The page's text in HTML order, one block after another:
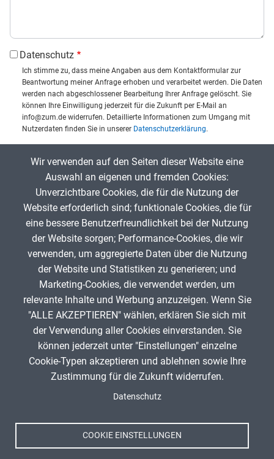
Datenschutz
Ich stimme zu, dass meine Angaben aus dem Kontaktformular zur
Beantwortung meiner Anfrage erhoben und verarbeitet werden. Die Daten
werden nach abgeschlossener Bearbeitung Ihrer Anfrage gelöscht. Sie
können Ihre Einwilligung jederzeit für die Zukunft per E-Mail an
info@zum.de widerrufen. Detaillierte Informationen zum Umgang mit
Nutzerdaten finden Sie in unserer Datenschutzerklärung.
Captcha eingeben:
Gib die Zeichen aus dem Bild oben ein,
beachte Groß- und Kleinschreibung.
Um Spam zu verhindern, gib bitte die Zeichenfolge aus dem Bild
oben ein.
ANZEIGE
Spenden
Impressum
Wir verwenden auf den Seiten dieser Website eine
Auswahl an eigenen und fremden Cookies:
Unverzichtbare Cookies, die für die Nutzung der
Website erforderlich sind; funktionale Cookies, die für
eine bessere Benutzerfreundlichkeit bei der Nutzung
der Website sorgen; Performance-Cookies, die wir
verwenden, um aggregierte Daten über die Nutzung
der Website und Statistiken zu generieren; und
Marketing-Cookies, die verwendet werden, um
relevante Inhalte und Werbung anzuzeigen. Wenn Sie
"ALLE AKZEPTIEREN" wählen, erklären Sie sich mit
der Verwendung aller Cookies einverstanden. Sie
können jederzeit unter "Einstellungen" einzelne
Cookie-Typen akzeptieren und ablehnen sowie Ihre
Zustimmung für die Zukunft widerrufen.
Datenschutz
COOKIE EINSTELLUNGEN